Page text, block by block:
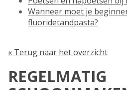
Wanneer moet je
fluoridetandpasta?
« Terug naar het overzicht
REGELMATIG